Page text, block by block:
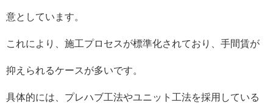
意としています。
これにより、施工プロセスが標準化されており、手間賃が
抑えられるケースが多いです。
具体的には、プレハブ工法やユニット工法を採用している